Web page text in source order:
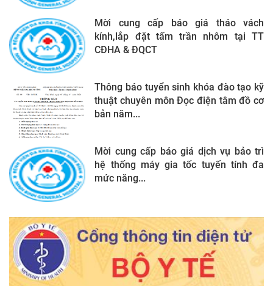
Mời cung cấp báo giá tháo vách
kính,lắp đặt tấm trần nhôm tại TT
CĐHA & ĐQCT
Thông báo tuyển sinh khóa đào tạo kỹ
thuật chuyên môn Đọc điện tâm đồ cơ
bản năm...
Mời cung cấp báo giá dịch vụ bảo trì
hệ thống máy gia tốc tuyến tính đa
mức năng...